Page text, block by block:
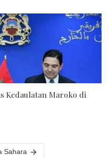
Kedaulatan Maroko di
Sahara